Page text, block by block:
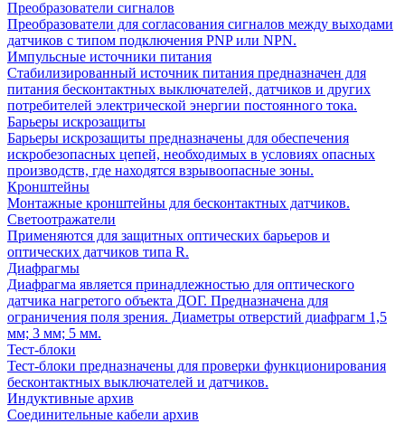
Преобразователи сигналов
Преобразователи для согласования сигналов между выходами
датчиков с типом подключения PNP или NPN.
Импульсные источники питания
Стабилизированный источник питания предназначен для
питания бесконтактных выключателей, датчиков и других
потребителей электрической энергии постоянного тока.
Барьеры искрозащиты
Барьеры искрозащиты предназначены для обеспечения
искробезопасных цепей, необходимых в условиях опасных
производств, где находятся взрывоопасные зоны.
Кронштейны
Монтажные кронштейны для бесконтактных датчиков.
Светоотражатели
Применяются для защитных оптических барьеров и
оптических датчиков типа R.
Диафрагмы
Диафрагма является принадлежностью для оптического
датчика нагретого объекта ДОГ. Предназначена для
ограничения поля зрения. Диаметры отверстий диафрагм 1,5
мм; 3 мм; 5 мм.
Тест-блоки
Тест-блоки предназначены для проверки функционирования
бесконтактных выключателей и датчиков.
Индуктивные архив
Соединительные кабели архив